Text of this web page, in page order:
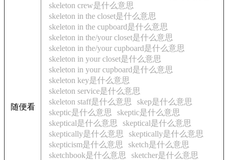
随便看
skeleton crew是什么意思
skeleton in the closet是什么意思
skeleton in the cupboard是什么意思
skeleton in the/your closet是什么意思
skeleton in the/your cupboard是什么意思
skeleton in your closet是什么意思
skeleton in your cupboard是什么意思
skeleton key是什么意思
skeleton service是什么意思
skeleton staff是什么意思
skep是什么意思
skeptic是什么意思
skeptic是什么意思
skeptical是什么意思
skeptical是什么意思
skeptically是什么意思
skeptically是什么意思
skepticism是什么意思
sketch是什么意思
sketchbook是什么意思
sketcher是什么意思